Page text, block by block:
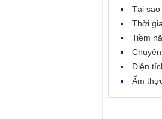
Tại
Thời
Tiềm
Diện
Ẩm